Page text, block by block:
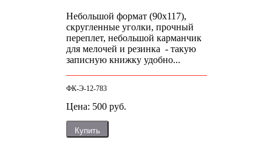
Небольшой формат (90х117),
скругленные уголки, прочный
переплет, небольшой карманчик
для мелочей и резинка - такую
записную книжку удобно...
ФК-Э-12-783
Цена: 500 руб.
Купить